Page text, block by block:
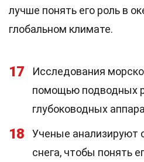
лучше понять его роль в
глобальном климате.
17
Исследования
помощью подводных
глубоководных
18
Ученые анализируют
снега, чтобы понять